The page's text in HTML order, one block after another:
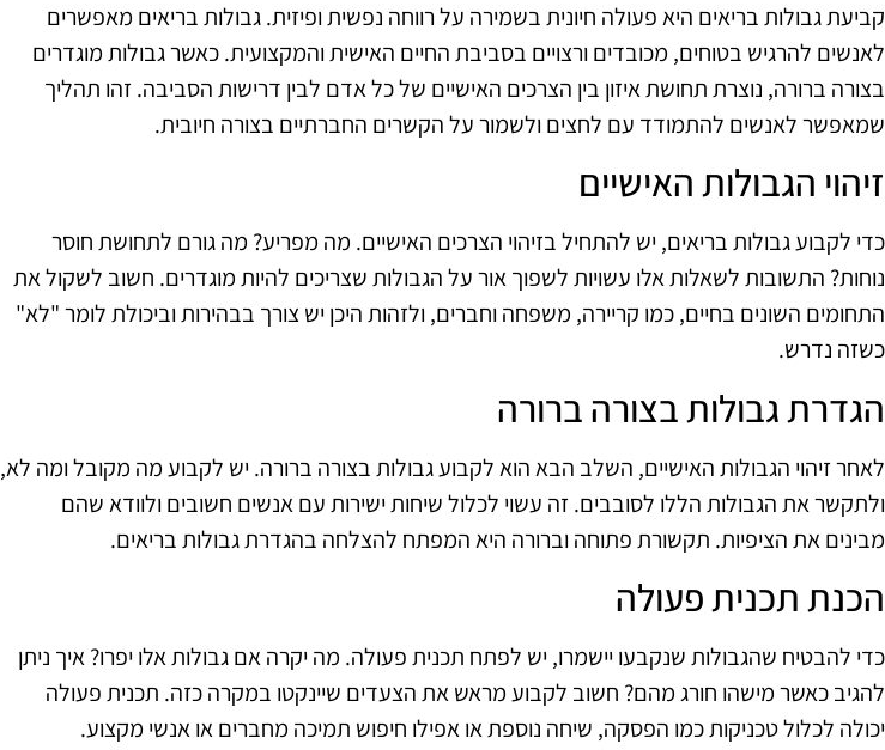
קביעת גבולות בריאים היא פעולה חיונית בשמירה על רווחה נפשית ופיזית. גבולות בריאים מאפשרים
לאנשים להרגיש בטוחים, מכובדים ורצויים בסביבת החיים האישית והמקצועית. כאשר גבולות מוגדרים
בצורה ברורה, נוצרת תחושת איזון בין הצרכים האישיים של כל אדם לבין דרישות הסביבה. זהו תהליך
שמאפשר לאנשים להתמודד עם לחצים ולשמור על הקשרים החברתיים בצורה חיובית.
זיהוי הגבולות האישיים
כדי לקבוע גבולות בריאים, יש להתחיל בזיהוי הצרכים האישיים. מה מפריע? מה גורם לתחושת חוסר
נוחות? התשובות לשאלות אלו עשויות לשפוך אור על הגבולות שצריכים להיות מוגדרים. חשוב לשקול את
התחומים השונים בחיים, כמו קריירה, משפחה וחברים, ולזהות היכן יש צורך בבהירות וביכולת לומר "לא"
כשזה נדרש.
הגדרת גבולות בצורה ברורה
לאחר זיהוי הגבולות האישיים, השלב הבא הוא לקבוע גבולות בצורה ברורה. יש לקבוע מה מקובל ומה לא,
ולתקשר את הגבולות הללו לסובבים. זה עשוי לכלול שיחות ישירות עם אנשים חשובים ולוודא שהם
מבינים את הציפיות. תקשורת פתוחה וברורה היא המפתח להצלחה בהגדרת גבולות בריאים.
הכנת תכנית פעולה
כדי להבטיח שהגבולות שנקבעו יישמרו, יש לפתח תכנית פעולה. מה יקרה אם גבולות אלו יפרו? איך ניתן
להגיב כאשר מישהו חורג מהם? חשוב לקבוע מראש את הצעדים שיינקטו במקרה כזה. תכנית פעולה
יכולה לכלול טכניקות כמו הפסקה, שיחה נוספת או אפילו חיפוש תמיכה מחברים או אנשי מקצוע.